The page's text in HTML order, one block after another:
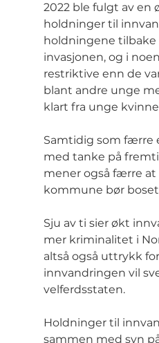
2022 ble fulgt av en
holdninger til
holdningene tilbake
invasjonen, og i
restriktive enn de
blant andre unge
klart fra unge
Samtidig som færre
med tanke på
mener også færre at
kommune bør
Sju av ti sier økt
mer kriminalitet i
altså også uttrykk
innvandringen vil
velferdsstaten.
Holdninger til
sammen med syn